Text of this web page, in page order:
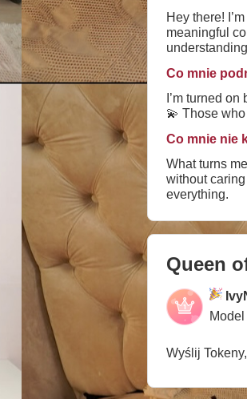
Hey there!
meaningful
working — but
Co mnie
I’m turned
💫 Those
Co mnie nie
What turns
without
everything.
Queen
Wyślij